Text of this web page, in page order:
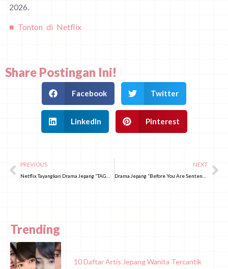
2026.
■ Tonton di Netflix
Share Postingan Ini!
Facebook Twitter
LinkedIn Pinterest
PREVIOUS NEXT
Trending
10 Daftar Artis Jepang Wanita Tercantik